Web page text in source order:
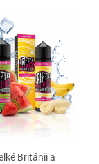
Británii a